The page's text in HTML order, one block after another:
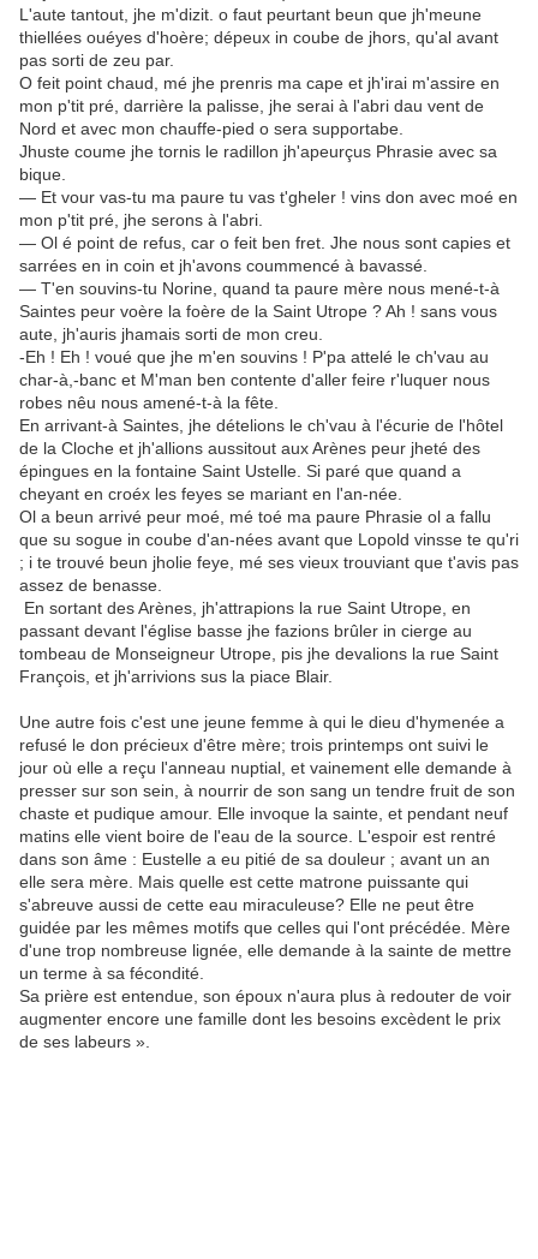
L'aute tantout, jhe m'dizit. o faut peurtant beun que jh'meune
thiellées ouéyes d'hoère; dépeux in coube de jhors, qu'al avant
pas sorti de zeu par.
O feit point chaud, mé jhe prenris ma cape et jh'irai m'assire en
mon p'tit pré, darrière la palisse, jhe serai à l'abri dau vent de
Nord et avec mon chauffe-pied o sera supportabe.
Jhuste coume jhe tornis le radillon jh'apeurçus Phrasie avec sa
bique.
— Et vour vas-tu ma paure tu vas t'gheler ! vins don avec moé en
mon p'tit pré, jhe serons à l'abri.
— Ol é point de refus, car o feit ben fret. Jhe nous sont capies et
sarrées en in coin et jh'avons coummencé à bavassé.
— T'en souvins-tu Norine, quand ta paure mère nous mené-t-à
Saintes peur voère la foère de la Saint Utrope ? Ah ! sans vous
aute, jh'auris jhamais sorti de mon creu.
-Eh ! Eh ! voué que jhe m'en souvins ! P'pa attelé le ch'vau au
char-à,-banc et M'man ben contente d'aller feire r'luquer nous
robes nêu nous amené-t-à la fête.
En arrivant-à Saintes, jhe dételions le ch'vau à l'écurie de l'hôtel
de la Cloche et jh'allions aussitout aux Arènes peur jheté des
épingues en la fontaine Saint Ustelle. Si paré que quand a
cheyant en croéx les feyes se mariant en l'an-née.
Ol a beun arrivé peur moé, mé toé ma paure Phrasie ol a fallu
que su sogue in coube d'an-nées avant que Lopold vinsse te qu'ri
; i te trouvé beun jholie feye, mé ses vieux trouviant que t'avis pas
assez de benasse.
En sortant des Arènes, jh'attrapions la rue Saint Utrope, en
passant devant l'église basse jhe fazions brûler in cierge au
tombeau de Monseigneur Utrope, pis jhe devalions la rue Saint
François, et jh'arrivions sus la piace Blair.
Une autre fois c'est une jeune femme à qui le dieu d'hymenée a
refusé le don précieux d'être mère; trois printemps ont suivi le
jour où elle a reçu l'anneau nuptial, et vainement elle demande à
presser sur son sein, à nourrir de son sang un tendre fruit de son
chaste et pudique amour. Elle invoque la sainte, et pendant neuf
matins elle vient boire de l'eau de la source. L'espoir est rentré
dans son âme : Eustelle a eu pitié de sa douleur ; avant un an
elle sera mère. Mais quelle est cette matrone puissante qui
s'abreuve aussi de cette eau miraculeuse? Elle ne peut être
guidée par les mêmes motifs que celles qui l'ont précédée. Mère
d'une trop nombreuse lignée, elle demande à la sainte de mettre
un terme à sa fécondité.
Sa prière est entendue, son époux n'aura plus à redouter de voir
augmenter encore une famille dont les besoins excèdent le prix
de ses labeurs ».